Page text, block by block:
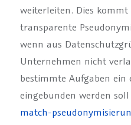
weiterleiten. Dies kommt
transparente
wenn aus
Unternehmen nicht
bestimmte Aufgaben ein
eingebunden werden soll
match-